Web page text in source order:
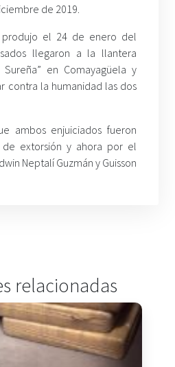
de 2019.
el 24 de enero del
llegaron a la llantera
en Comayagüela y
contra la humanidad las dos
ambos enjuiciados fueron
extorsión y ahora por el
Neptalí Guzmán y Guisson
relacionadas